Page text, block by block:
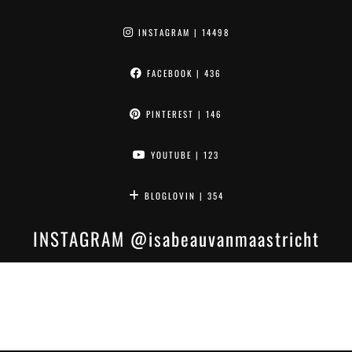
INSTAGRAM | 14498
FACEBOOK | 436
PINTEREST | 146
YOUTUBE | 123
BLOGLOVIN | 354
INSTAGRAM @isabeauvanmaastricht